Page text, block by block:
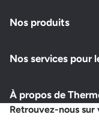
Nos produits
Nos services pour
À propos de
Retrouvez-nous sur